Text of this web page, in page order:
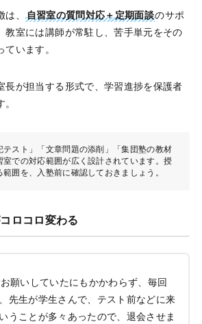
は、自習室の質問対応＋定期面談のサポ
教室には講師が常駐し、苦手単元をその
います。
長が担当する形式で、学習進捗を保護者
テスト」「文章問題の添削」「集団塾の教材
室での対応範囲が広く設計されています。授
囲を、入塾前に確認しておきましょう。
ロコロ変わる
願いしていたにもかかわらず、毎回
先生が学生さんで、テスト前などに来
うことが多々あったので、退会させま